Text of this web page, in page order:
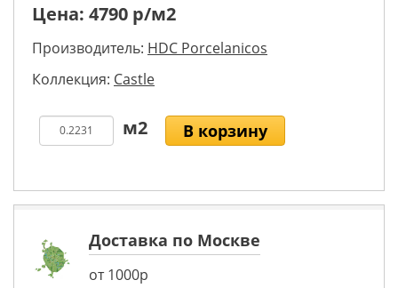
Цена: 4790 р/м2
Производитель: HDC Porcelanicos
Коллекция: Castle
В корзину
Доставка по Москве
от 1000р